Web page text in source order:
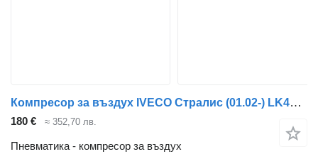
Компресор за въздух IVECO Стралис (01.02-) LK4936 за камион IVECO Stralis, Trakker (2002-)
180 € ≈ 352,70 лв.
Пневматика - компресор за въздух